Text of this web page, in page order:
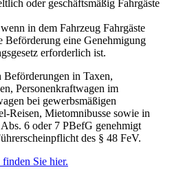
oder geschäftsmäßig Fahrgäste
in dem Fahrzeug Fahrgäste
Beförderung eine Genehmigung
erforderlich ist.
in Taxen,
Personenkraftwagen im
bei gewerbsmäßigen
Reisen, Mietomnibusse sowie in
6 oder 7 PBefG genehmigt
des § 48 FeV.
Sie hier.